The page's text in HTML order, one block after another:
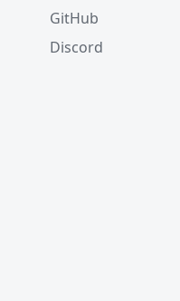
GitHub
Discord